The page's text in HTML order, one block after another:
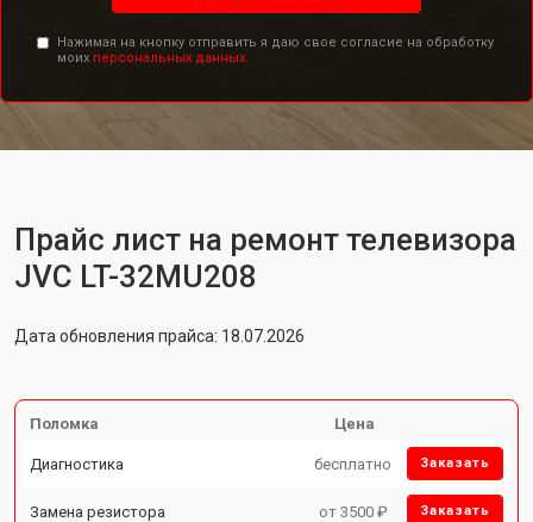
Нажимая на кнопку отправить я даю свое согласие на обработку
моих персональных данных.
Прайс лист на ремонт телевизора
JVC LT-32MU208
Дата обновления прайса: 18.07.2026
Поломка Цена
Диагностика бесплатно Заказать
Замена резистора от 3500 ₽ Заказать